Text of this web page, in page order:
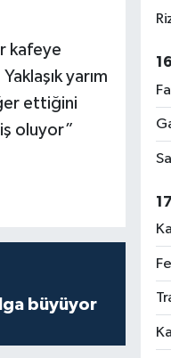
kafeye
yarım
ettiğini
oluyor”
büyüyor